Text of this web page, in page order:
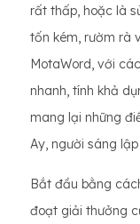
rất thấp, hoặc là
tốn kém, rườm rà
MotaWord, với
nhanh, tính khả
mang lại những
Ay, người sáng
Bắt đầu bằng
đoạt giải thưởng